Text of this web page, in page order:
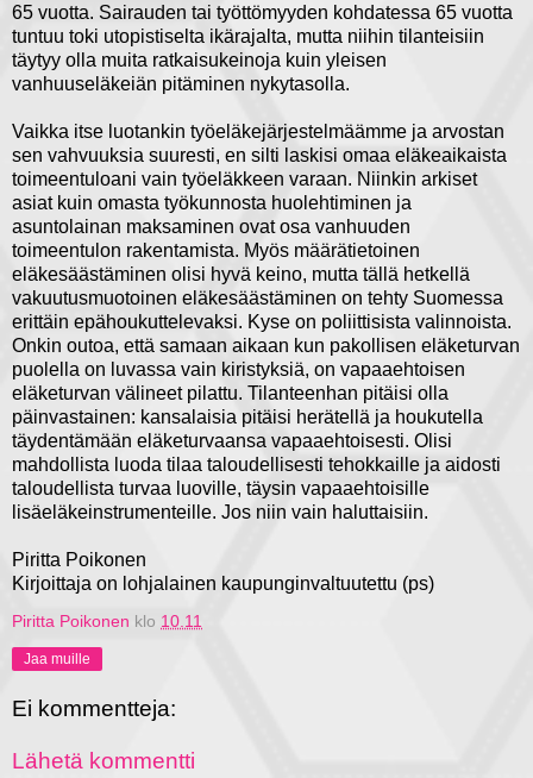
65 vuotta. Sairauden tai työttömyyden kohdatessa 65 vuotta
tuntuu toki utopistiselta ikärajalta, mutta niihin tilanteisiin
täytyy olla muita ratkaisukeinoja kuin yleisen
vanhuuseläkeiän pitäminen nykytasolla.
Vaikka itse luotankin työeläkejärjestelmäämme ja arvostan
sen vahvuuksia suuresti, en silti laskisi omaa eläkeaikaista
toimeentuloani vain työeläkkeen varaan. Niinkin arkiset
asiat kuin omasta työkunnosta huolehtiminen ja
asuntolainan maksaminen ovat osa vanhuuden
toimeentulon rakentamista. Myös määrätietoinen
eläkesäästäminen olisi hyvä keino, mutta tällä hetkellä
vakuutusmuotoinen eläkesäästäminen on tehty Suomessa
erittäin epähoukuttelevaksi. Kyse on poliittisista valinnoista.
Onkin outoa, että samaan aikaan kun pakollisen eläketurvan
puolella on luvassa vain kiristyksiä, on vapaaehtoisen
eläketurvan välineet pilattu. Tilanteenhan pitäisi olla
päinvastainen: kansalaisia pitäisi herätellä ja houkutella
täydentämään eläketurvaansa vapaaehtoisesti. Olisi
mahdollista luoda tilaa taloudellisesti tehokkaille ja aidosti
taloudellista turvaa luoville, täysin vapaaehtoisille
lisäeläkeinstrumenteille. Jos niin vain haluttaisiin.
Piritta Poikonen
Kirjoittaja on lohjalainen kaupunginvaltuutettu (ps)
Piritta Poikonen klo 10.11
Jaa muille
Ei kommentteja:
Lähetä kommentti